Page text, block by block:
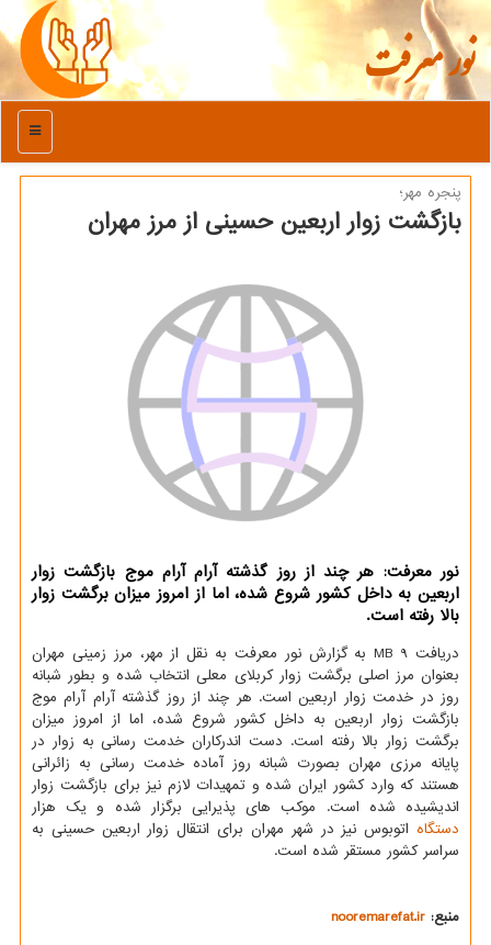
نور معرفت
منو
پنجره مهر؛
بازگشت زوار اربعین حسینی از مرز مهران
نور معرفت: هر چند از روز گذشته آرام آرام موج بازگشت زوار
اربعین به داخل کشور شروع شده، اما از امروز میزان برگشت زوار
بالا رفته است.
دریافت 9 MB به گزارش نور معرفت به نقل از مهر، مرز زمینی مهران
بعنوان مرز اصلی برگشت زوار کربلای معلی انتخاب شده و بطور شبانه
روز در خدمت زوار اربعین است. هر چند از روز گذشته آرام آرام موج
بازگشت زوار اربعین به داخل کشور شروع شده، اما از امروز میزان
برگشت زوار بالا رفته است. دست اندرکاران خدمت رسانی به زوار در
پایانه مرزی مهران بصورت شبانه روز آماده خدمت رسانی به زائرانی
هستند که وارد کشور ایران شده و تمهیدات لازم نیز برای بازگشت زوار
اندیشیده شده است. موکب های پذیرایی برگزار شده و یک هزار
دستگاه اتوبوس نیز در شهر مهران برای انتقال زوار اربعین حسینی به
سراسر کشور مستقر شده است.
منبع: nooremarefat.ir